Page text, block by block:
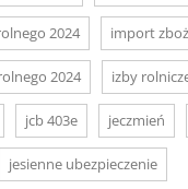
2024 import
2024 izby
jcb 403e jeczmień
jesienne ubezpieczenie